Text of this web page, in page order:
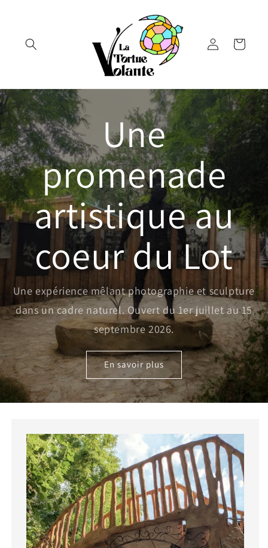
Connexion Panier
Une
promenade
artistique au
coeur du Lot
Une expérience mêlant photographie et sculpture
dans un cadre naturel. Ouvert du 1er juillet au 15
septembre 2026.
En savoir plus